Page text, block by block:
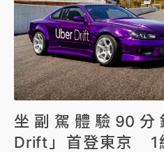
坐副駕體驗90分
Drift」首登東京 1